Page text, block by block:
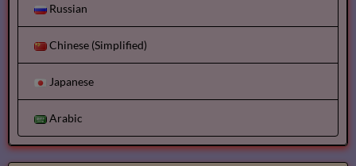
Russian
Chinese (Simplified)
Japanese
Arabic